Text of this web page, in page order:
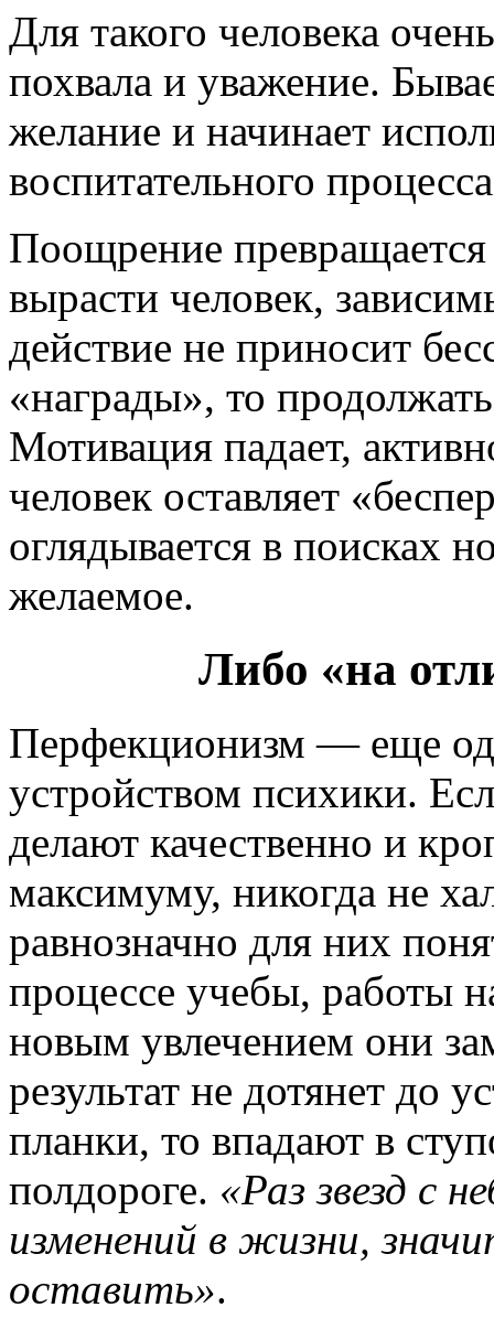
Для такого человека
похвала и уважение.
желание и начинает
воспитательного
Поощрение
вырасти человек,
действие не приносит
«награды», то
Мотивация падает,
человек оставляет
оглядывается в поисках
желаемое.
Либо «на
Перфекционизм — еще
устройством психики.
делают качественно и
максимуму, никогда не
равнозначно для них
процессе учебы, работы
новым увлечением они
результат не дотянет до
планки, то впадают в
полдороге. «Раз звезд с
изменений в жизни,
оставить».